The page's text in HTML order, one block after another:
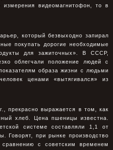
видеомагнитофон, то в
который безвыходно запирал
покупать дорогие необходимые
для зажиточных». В СССР,
облегчали положение людей с
образа жизни с людьми
ценами «вытягивался» из
прекрасно выражается в том, как
хлеб. Цена пшеницы известна.
системе составляли 1,1 от
Говорят, при рынке производство
с советским временем